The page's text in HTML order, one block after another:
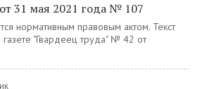
31 мая 2021 года № 107
нормативным правовым актом. Текст
"Гвардеец труда" № 42 от